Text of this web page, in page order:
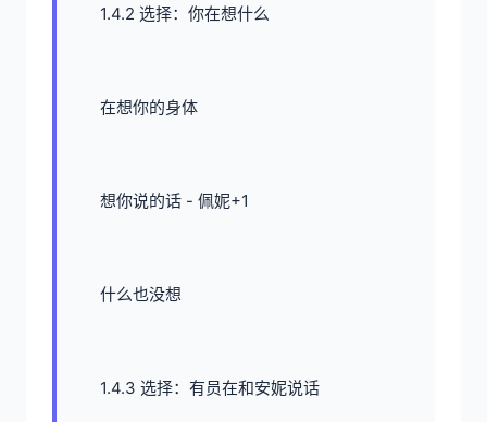
1.4.2 选择：你在想什么
在想你的身体
想你说的话 - 佩妮+1
什么也没想
1.4.3 选择：有员在和安妮说话